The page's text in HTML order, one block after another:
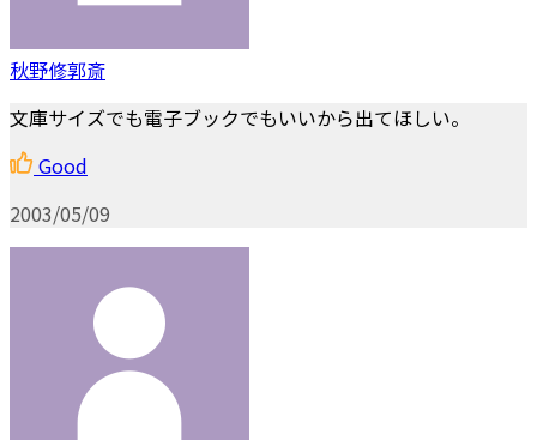
秋野修郭斎
文庫サイズでも電子ブックでもいいから出てほしい。
Good
2003/05/09